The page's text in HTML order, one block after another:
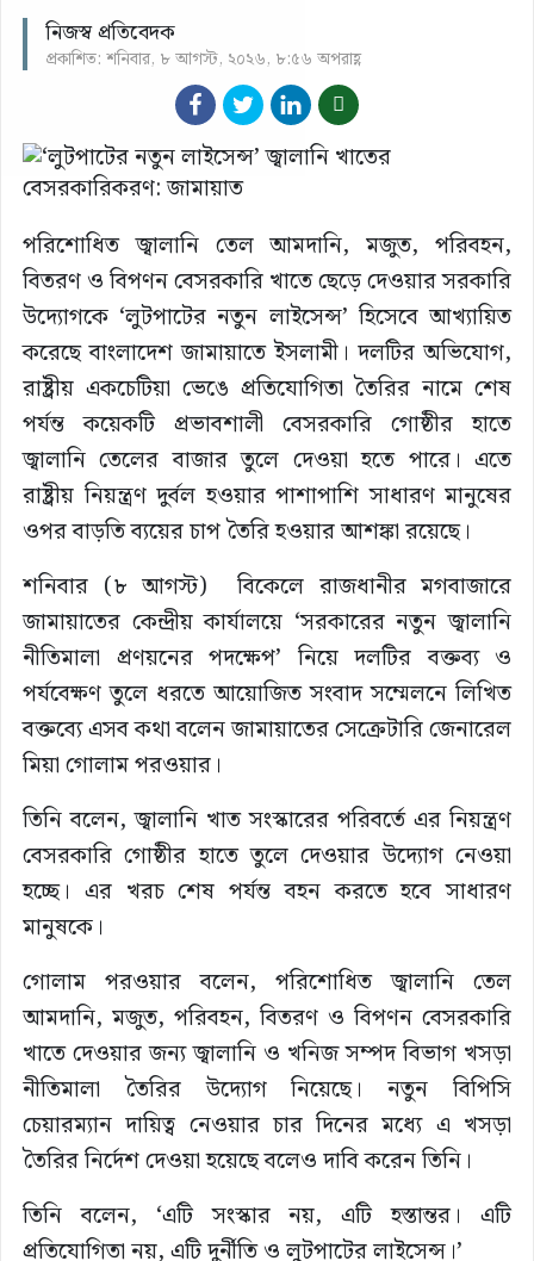
নিজস্ব প্রতিবেদক
প্রকাশিত: শনিবার, ৮ আগস্ট, ২০২৬, ৮:৫৬ অপরাহ্ণ
পরিশোধিত জ্বালানি তেল আমদানি, মজুত, পরিবহন,
বিতরণ ও বিপণন বেসরকারি খাতে ছেড়ে দেওয়ার সরকারি
উদ্যোগকে ‘লুটপাটের নতুন লাইসেন্স’ হিসেবে আখ্যায়িত
করেছে বাংলাদেশ জামায়াতে ইসলামী। দলটির অভিযোগ,
রাষ্ট্রীয় একচেটিয়া ভেঙে প্রতিযোগিতা তৈরির নামে শেষ
পর্যন্ত কয়েকটি প্রভাবশালী বেসরকারি গোষ্ঠীর হাতে
জ্বালানি তেলের বাজার তুলে দেওয়া হতে পারে। এতে
রাষ্ট্রীয় নিয়ন্ত্রণ দুর্বল হওয়ার পাশাপাশি সাধারণ মানুষের
ওপর বাড়তি ব্যয়ের চাপ তৈরি হওয়ার আশঙ্কা রয়েছে।
শনিবার (৮ আগস্ট) বিকেলে রাজধানীর মগবাজারে
জামায়াতের কেন্দ্রীয় কার্যালয়ে ‘সরকারের নতুন জ্বালানি
নীতিমালা প্রণয়নের পদক্ষেপ’ নিয়ে দলটির বক্তব্য ও
পর্যবেক্ষণ তুলে ধরতে আয়োজিত সংবাদ সম্মেলনে লিখিত
বক্তব্যে এসব কথা বলেন জামায়াতের সেক্রেটারি জেনারেল
মিয়া গোলাম পরওয়ার।
তিনি বলেন, জ্বালানি খাত সংস্কারের পরিবর্তে এর নিয়ন্ত্রণ
বেসরকারি গোষ্ঠীর হাতে তুলে দেওয়ার উদ্যোগ নেওয়া
হচ্ছে। এর খরচ শেষ পর্যন্ত বহন করতে হবে সাধারণ
মানুষকে।
গোলাম পরওয়ার বলেন, পরিশোধিত জ্বালানি তেল
আমদানি, মজুত, পরিবহন, বিতরণ ও বিপণন বেসরকারি
খাতে দেওয়ার জন্য জ্বালানি ও খনিজ সম্পদ বিভাগ খসড়া
নীতিমালা তৈরির উদ্যোগ নিয়েছে। নতুন বিপিসি
চেয়ারম্যান দায়িত্ব নেওয়ার চার দিনের মধ্যে এ খসড়া
তৈরির নির্দেশ দেওয়া হয়েছে বলেও দাবি করেন তিনি।
তিনি বলেন, ‘এটি সংস্কার নয়, এটি হস্তান্তর। এটি
প্রতিযোগিতা নয়, এটি দুর্নীতি ও লুটপাটের লাইসেন্স।’